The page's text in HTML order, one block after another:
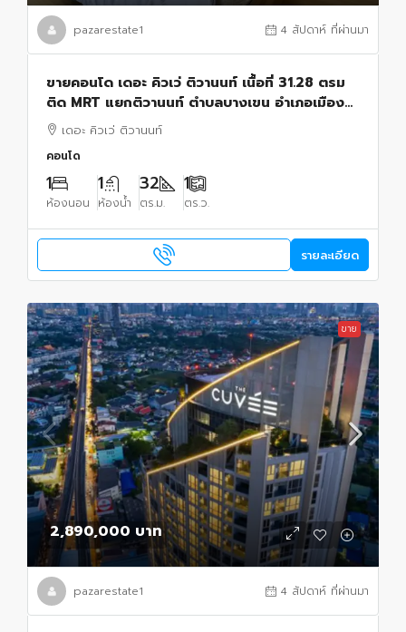
pazarestate1 4 สัปดาห์ ที่ผ่านมา
ขายคอนโด เดอะ คิวเว่ ติวานนท์ เนื้อที่ 31.28 ตรม
ติด MRT แยกติวานนท์ ตำบลบางเขน อำเภอเมือง
จังหวัดนนทบุรี
เดอะ คิวเว่ ติวานนท์
คอนโด
1
ห้องนอน
1
ห้องน้ำ
32
ตร.ม.
1
ตร.ว.
รายละเอียด
ขาย
2,890,000 บาท
pazarestate1 4 สัปดาห์ ที่ผ่านมา